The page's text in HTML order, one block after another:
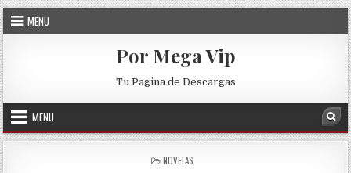
Skip to content
MENU
Por Mega Vip
Tu Pagina de Descargas
MENU
POSTED IN
NOVELAS